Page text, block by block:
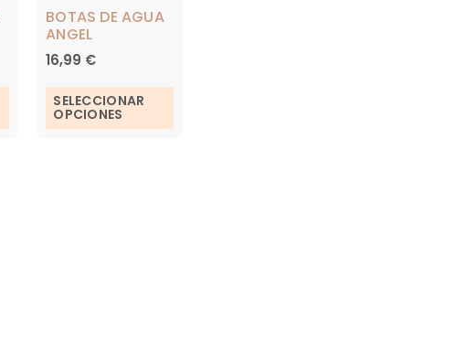
BOTAS DE AGUA
ANGEL
16,99 €
SELECCIONAR
OPCIONES